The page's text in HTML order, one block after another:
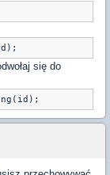
się do